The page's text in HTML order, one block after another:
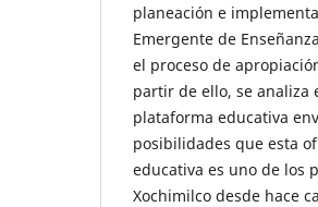
planeación e
Emergente de
el proceso de
partir de ello, se analiza
plataforma educativa
posibilidades que esta
educativa es uno de los
Xochimilco desde hace